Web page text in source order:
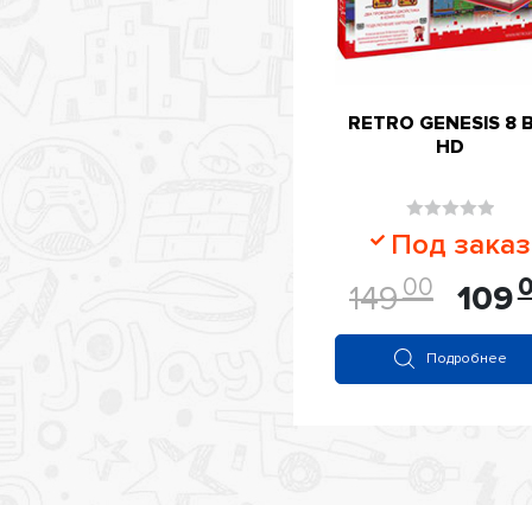
RETRO GENESIS 8
HD
Оценка
0
из
Под заказ
149 00 109
Подробнее